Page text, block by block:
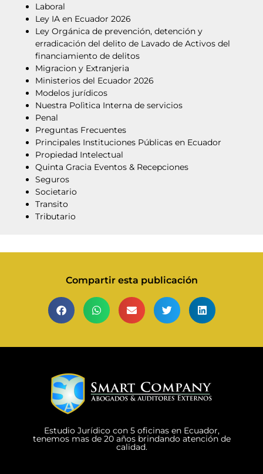
Laboral
Ley IA en Ecuador 2026
Ley Orgánica de prevención, detención y
erradicación del delito de Lavado de Activos del
financiamiento de delitos
Migracion y Extranjeria
Ministerios del Ecuador 2026
Modelos jurídicos
Nuestra Polìtica Interna de servicios
Penal
Preguntas Frecuentes
Principales Instituciones Públicas en Ecuador
Propiedad Intelectual
Quinta Gracia Eventos & Recepciones
Seguros
Societario
Transito
Tributario
Compartir esta publicación
Estudio Jurídico con 5 oficinas en Ecuador,
tenemos mas de 20 años brindando atención de
calidad.